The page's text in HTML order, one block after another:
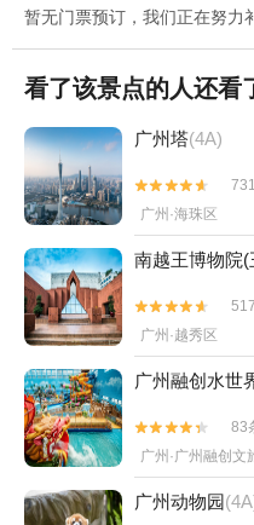
暂无门票预订，我们正在努力
看了该景点的人还看
广州塔(4A)


广州·海珠区
南越王博物院(


广州·越秀区
广州融创水世


83
广州·广州融创文
广州动物园